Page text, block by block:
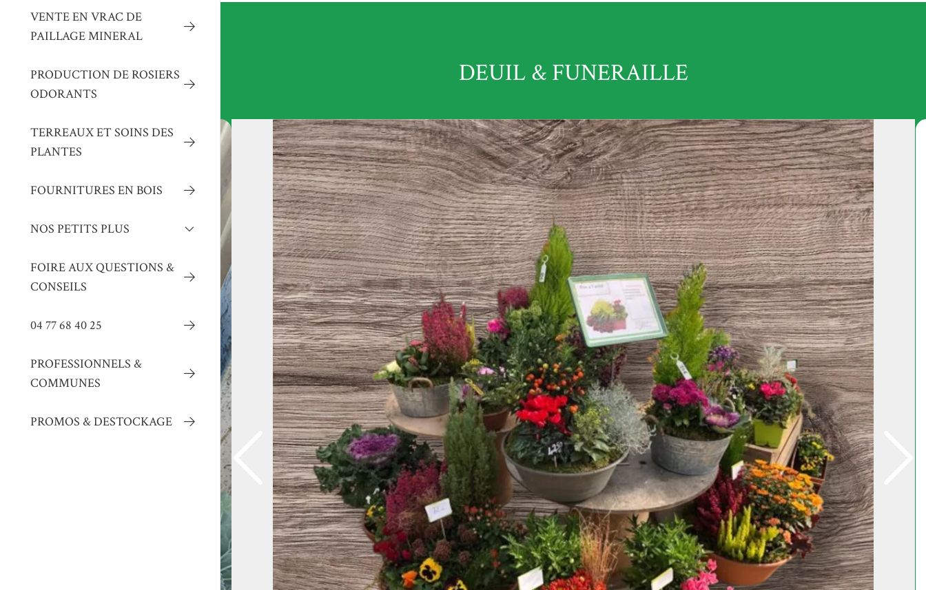
VOS PLANTS POTAGERS
VENTE EN VRAC DE
PAILLAGE MINERAL
PRODUCTION DE ROSIERS
ODORANTS
TERREAUX ET SOINS DES
PLANTES
FOURNITURES EN BOIS
NOS PETITS PLUS
FOIRE AUX QUESTIONS &
CONSEILS
04 77 68 40 25
PROFESSIONNELS &
COMMUNES
PROMOS & DESTOCKAGE
DEUIL & FUNERAILLE